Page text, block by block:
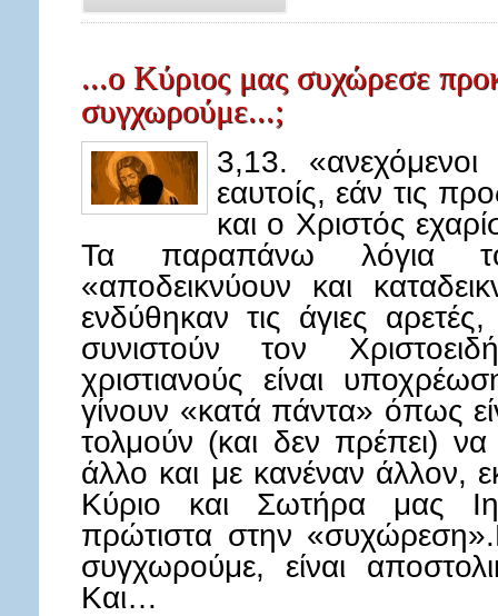
...ο Κύριος μας συχώρεσε
συγχωρούμε...;
3,13. «ανεχόμενοι
εαυτοίς, εάν τις
και ο Χριστός
Τα παραπάνω λόγια
«αποδεικνύουν και
ενδύθηκαν τις άγιες
συνιστούν τον
χριστιανούς είναι
γίνουν «κατά πάντα» όπως
τολμούν (και δεν πρέπει)
άλλο και με κανέναν
Κύριο και Σωτήρα μας
πρώτιστα στην
συγχωρούμε, είναι
Και…